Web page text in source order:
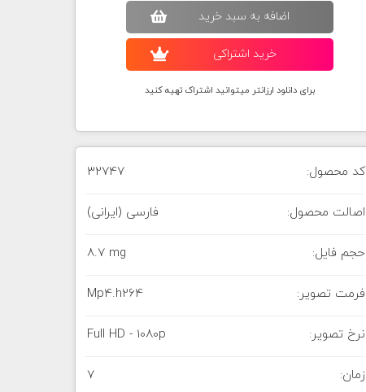
اضافه به سبد خريد
خريد اشتراکی
برای دانلود ارزانتر میتوانید اشتراک تهیه کنید
کد محصول: 32747
اصالت محصول: فارسی (ایرانی)
حجم فایل: 8.7 mg
فرمت تصویر: Mp4.h264
نرخ تصویر: Full HD - 1080p
زمان: 7